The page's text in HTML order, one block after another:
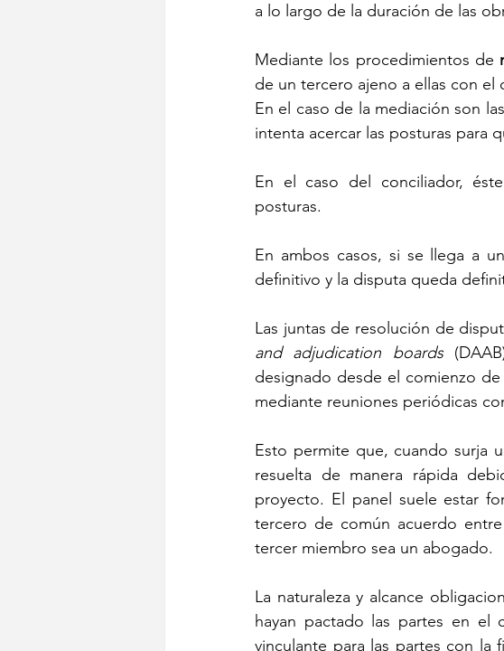
a lo largo de la duración de las
Mediante los procedimientos de
de un tercero ajeno a ellas con el
En el caso de la mediación son
intenta acercar las posturas para
En el caso del conciliador,
posturas.
En ambos casos, si se llega a
definitivo y la disputa queda
Las juntas de resolución de
and adjudication boards
designado desde el comienzo
mediante reuniones periódicas
Esto permite que, cuando surja
resuelta de manera rápida
proyecto. El panel suele estar
tercero de común acuerdo
tercer miembro sea un abogado.
La naturaleza y alcance
hayan pactado las partes en el
vinculante para las partes con la